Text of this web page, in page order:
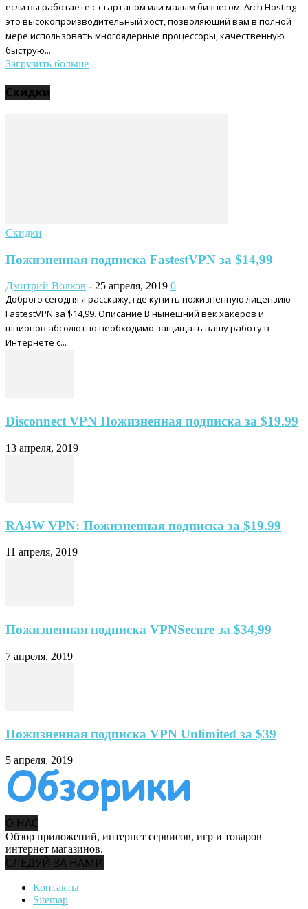
если вы работаете с стартапом или малым бизнесом. Arch Hosting -
это высокопроизводительный хост, позволяющий вам в полной
мере использовать многоядерные процессоры, качественную
быструю...
Загрузить больше
Скидки
Скидки
Пожизненная подписка FastestVPN за $14,99
Дмитрий Волков - 25 апреля, 2019 0
Доброго сегодня я расскажу, где купить пожизненную лицензию
FastestVPN за $14,99. Описание В нынешний век хакеров и
шпионов абсолютно необходимо защищать вашу работу в
Интернете с...
Disconnect VPN Пожизненная подписка за $19.99
13 апреля, 2019
RA4W VPN: Пожизненная подписка за $19.99
11 апреля, 2019
Пожизненная подписка VPNSecure за $34,99
7 апреля, 2019
Пожизненная подписка VPN Unlimited за $39
5 апреля, 2019
О НАС
Обзор приложений, интернет сервисов, игр и товаров
интернет магазинов.
СЛЕДУЙ ЗА НАМИ
Контакты
Sitemap